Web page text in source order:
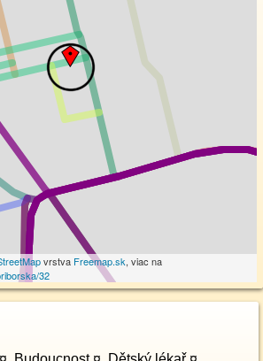
vrstva Freemap.sk, viac na
32